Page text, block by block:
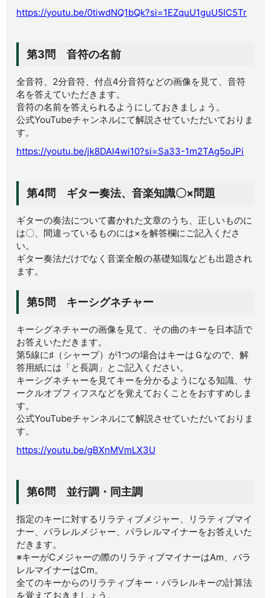
https://youtu.be/0tiwdNQ1bQk?si=1EZquU1guU5IC5Tr
第3問 音符の名前
全音符、2分音符、付点4分音符などの画像を見て、音符
名を答えていただきます。
音符の名前を答えられるようにしておきましょう。
公式YouTubeチャンネルにて解説させていただいておりま
す。
https://youtu.be/jk8DAI4wi10?si=Sa33-1m2TAg5oJPi
第4問 ギター奏法、音楽知識〇×問題
ギターの奏法について書かれた文章のうち、正しいものに
は〇、間違っているものには×を解答欄にご記入くださ
い。
ギター奏法だけでなく音楽全般の基礎知識なども出題され
ます。
第5問 キーシグネチャー
キーシグネチャーの画像を見て、その曲のキーを日本語で
お答えいただきます。
第5線に♯（シャープ）が1つの場合はキーはＧなので、解
答用紙には「と長調」とご記入ください。
キーシグネチャーを見てキーを分かるようになる知識、サ
ークルオブフィフスなどを覚えておくことをおすすめしま
す。
公式YouTubeチャンネルにて解説させていただいておりま
す。
https://youtu.be/gBXnMVmLX3U
第6問 並行調・同主調
指定のキーに対するリラティブメジャー、リラティブマイ
ナー、パラレルメジャー、パラレルマイナーをお答えいた
だきます。
※キーがCメジャーの際のリラティブマイナーはAm、パラ
レルマイナーはCm。
全てのキーからのリラティブキー・パラレルキーの計算法
を覚えておきましょう。